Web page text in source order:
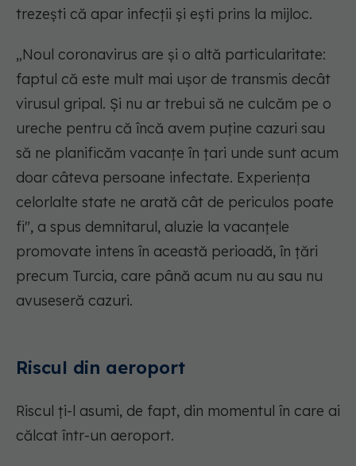
trezești că apar infecții și ești prins la mijloc.
„Noul coronavirus are și o altă particularitate:
faptul că este mult mai ușor de transmis decât
virusul gripal. Și nu ar trebui să ne culcăm pe o
ureche pentru că încă avem puține cazuri sau
să ne planificăm vacanțe în țari unde sunt acum
doar câteva persoane infectate. Experiența
celorlalte state ne arată cât de periculos poate
fi", a spus demnitarul, aluzie la vacanțele
promovate intens în această perioadă, în țări
precum Turcia, care până acum nu au sau nu
avuseseră cazuri.
Riscul din aeroport
Riscul ți-l asumi, de fapt, din momentul în care ai
călcat într-un aeroport.